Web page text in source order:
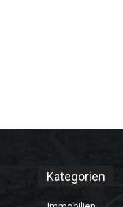
Kategorien